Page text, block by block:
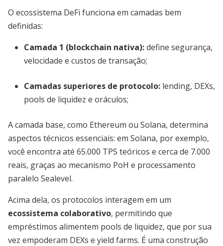
O ecossistema DeFi funciona em camadas bem
definidas:
Camada 1 (blockchain nativa):define segurança,
velocidade e custos de transação;
Camadas superiores de protocolo: lending, DEXs,
pools de liquidez e oráculos;
A camada base, como Ethereum ou Solana, determina
aspectos técnicos essenciais: em Solana, por exemplo,
você encontra até 65.000 TPS teóricos e cerca de 7.000
reais, graças ao mecanismo PoH e processamento
paralelo Sealevel.
Acima dela, os protocolos interagem em um
ecossistema colaborativo, permitindo que
empréstimos alimentem pools de liquidez, que por sua
vez empoderam DEXs e yield farms. É uma construção